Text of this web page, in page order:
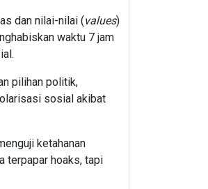
dan nilai-nilai (values)
waktu 7 jam
pilihan politik,
sosial akibat
ketahanan
terpapar hoaks, tapi